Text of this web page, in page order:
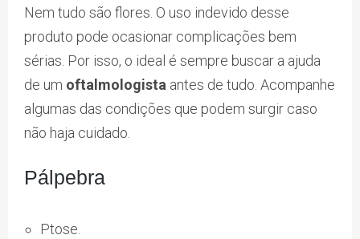
Nem tudo são flores. O uso indevido desse
produto pode ocasionar complicações bem
sérias. Por isso, o ideal é sempre buscar a ajuda
de um oftalmologista antes de tudo. Acompanhe
algumas das condições que podem surgir caso
não haja cuidado.
Pálpebra
Ptose.